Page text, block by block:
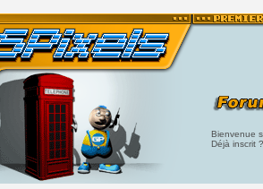
Bienvenue
Déjà inscrit